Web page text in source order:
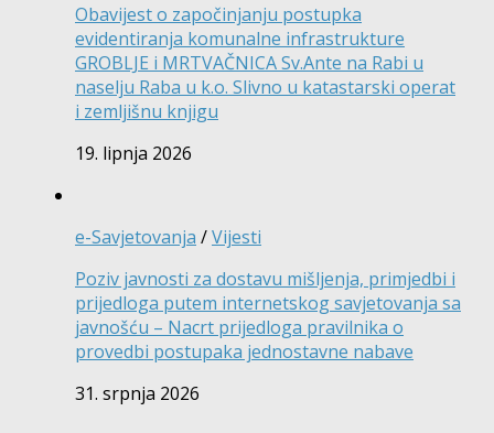
Obavijest o započinjanju postupka
evidentiranja komunalne infrastrukture
GROBLJE i MRTVAČNICA Sv.Ante na Rabi u
naselju Raba u k.o. Slivno u katastarski operat
i zemljišnu knjigu
19. lipnja 2026
e-Savjetovanja /Vijesti
Poziv javnosti za dostavu mišljenja, primjedbi i
prijedloga putem internetskog savjetovanja sa
javnošću – Nacrt prijedloga pravilnika o
provedbi postupaka jednostavne nabave
31. srpnja 2026